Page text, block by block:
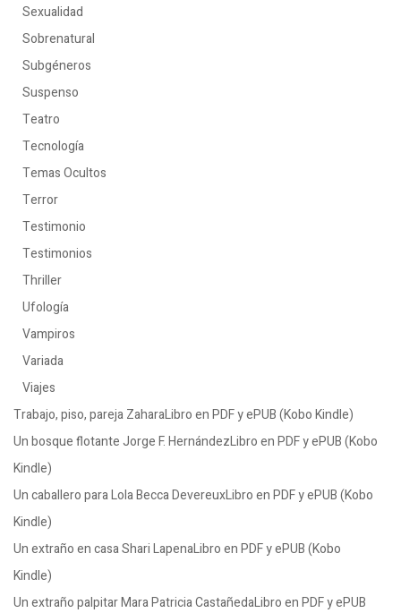
Sexualidad
Sobrenatural
Subgéneros
Suspenso
Teatro
Tecnología
Temas Ocultos
Terror
Testimonio
Testimonios
Thriller
Ufología
Vampiros
Variada
Viajes
Trabajo, piso, pareja ZaharaLibro en PDF y ePUB (Kobo Kindle)
Un bosque flotante Jorge F. HernándezLibro en PDF y ePUB (Kobo
Kindle)
Un caballero para Lola Becca DevereuxLibro en PDF y ePUB (Kobo
Kindle)
Un extraño en casa Shari LapenaLibro en PDF y ePUB (Kobo
Kindle)
Un extraño palpitar Mara Patricia CastañedaLibro en PDF y ePUB